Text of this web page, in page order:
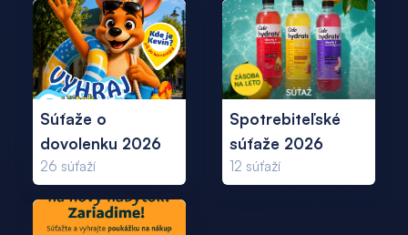
Súťaže o
dovolenku 2026
26 súťaží
Spotrebiteľské
súťaže 2026
12 súťaží